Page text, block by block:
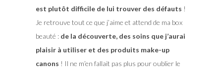
est plutôt difficile de lui trouver des défauts !
Je retrouve tout ce que j’aime et attend de ma box
beauté : de la découverte, des soins que j’aurai
plaisir à utiliser et des produits make-up
canons ! Il ne m’en fallait pas plus pour oublier le